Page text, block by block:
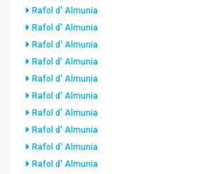
Rafol d' Almunia
Rafol d' Almunia
Rafol d' Almunia
Rafol d' Almunia
Rafol d' Almunia
Rafol d' Almunia
Rafol d' Almunia
Rafol d' Almunia
Rafol d' Almunia
Rafol d' Almunia